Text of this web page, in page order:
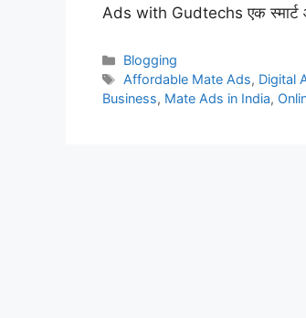
Ads with Gudtechs एक स्मार्ट
Categories
Blogging
Tags
Affordable Mate Ads, Digital
Business, Mate Ads in India,